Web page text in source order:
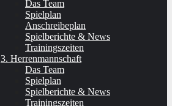
Das Team
Spielplan
Anschreibeplan
Spielberichte & News
Trainingszeiten
3. Herrenmannschaft
Das Team
Spielplan
Spielberichte & News
Trainingszeiten